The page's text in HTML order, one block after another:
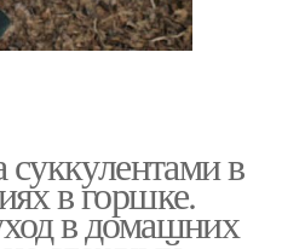
суккулентами в
в горшке.
в домашних